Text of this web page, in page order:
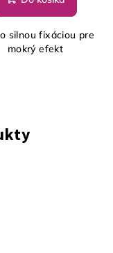
silnou fixáciou pre
mokrý efekt